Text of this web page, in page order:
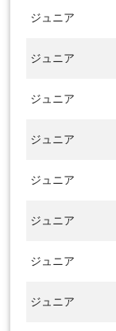
ジュニア
ジュニア
ジュニア
ジュニア
ジュニア
ジュニア
ジュニア
ジュニア